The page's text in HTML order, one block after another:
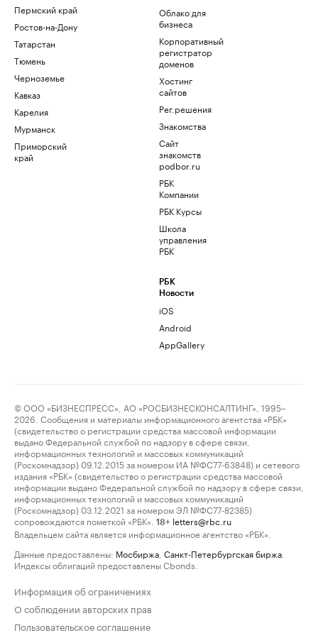
Пермский край
Ростов-на-Дону
Татарстан
Тюмень
Черноземье
Кавказ
Карелия
Мурманск
Приморский
край
Облако для
бизнеса
Корпоративный
регистратор
доменов
Хостинг
сайтов
Рег.решения
Знакомства
Сайт
знакомств
podbor.ru
РБК
Компании
РБК Курсы
Школа
управления
РБК
РБК
Новости
iOS
Android
AppGallery
© ООО «БИЗНЕСПРЕСС», АО «РОСБИЗНЕСКОНСАЛТИНГ», 1995–
2026. Сообщения и материалы информационного агентства «РБК»
(свидетельство о регистрации средства массовой информации
выдано Федеральной службой по надзору в сфере связи,
информационных технологий и массовых коммуникаций
(Роскомнадзор) 09.12.2015 за номером ИА №ФС77-63848) и сетевого
издания «РБК» (свидетельство о регистрации средства массовой
информации выдано Федеральной службой по надзору в сфере связи,
информационных технологий и массовых коммуникаций
(Роскомнадзор) 03.12.2021 за номером ЭЛ №ФС77-82385)
сопровождаются пометкой «РБК».
18+ letters@rbc.ru
Владельцем сайта является информационное агентство «РБК».
Данные предоставлены: Мосбиржа Санкт-Петербургская биржа
Индексы облигаций предоставлены Cbonds.
Информация об ограничениях
О соблюдении авторских прав
Пользовательское соглашение